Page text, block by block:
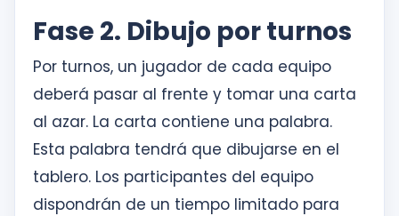
Fase 2. Dibujo por turnos
Por turnos, un jugador de cada equipo
deberá pasar al frente y tomar una carta
al azar. La carta contiene una palabra.
Esta palabra tendrá que dibujarse en el
tablero. Los participantes del equipo
dispondrán de un tiempo limitado para